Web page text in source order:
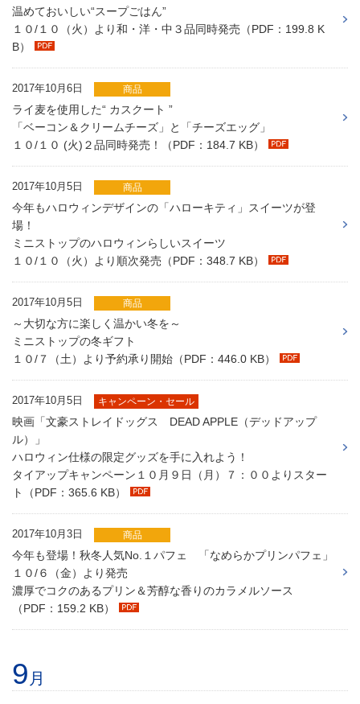
温めておいしい“スープごはん”
１０/１０（火）より和・洋・中３品同時発売（PDF：199.8 K
B）
2017年10月6日 商品
ライ麦を使用した“ カスクート ”
「ベーコン＆クリームチーズ」と「チーズエッグ」
１０/１０ (火)２品同時発売！（PDF：184.7 KB）
2017年10月5日 商品
今年もハロウィンデザインの「ハローキティ」スイーツが登
場！
ミニストップのハロウィンらしいスイーツ
１０/１０（火）より順次発売（PDF：348.7 KB）
2017年10月5日 商品
～大切な方に楽しく温かい冬を～
ミニストップの冬ギフト
１０/７（土）より予約承り開始（PDF：446.0 KB）
2017年10月5日 キャンペーン・セール
映画「文豪ストレイドッグス DEAD APPLE（デッドアップ
ル）」
ハロウィン仕様の限定グッズを手に入れよう！
タイアップキャンペーン１０月９日（月）７：００よりスター
ト（PDF：365.6 KB）
2017年10月3日 商品
今年も登場！秋冬人気No.１パフェ 「なめらかプリンパフェ」
１０/６（金）より発売
濃厚でコクのあるプリン＆芳醇な香りのカラメルソース
（PDF：159.2 KB）
9 月